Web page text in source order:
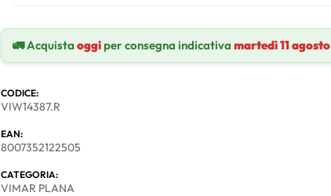
🚛 Acquista oggiper consegna indicativa martedì 11 agosto
CODICE:
VIW14387.R
EAN:
8007352122505
CATEGORIA:
VIMAR PLANA